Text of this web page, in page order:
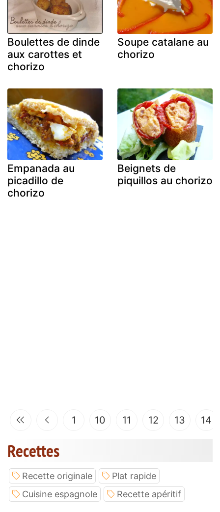
Boulettes de dinde
aux carottes et
chorizo
Soupe catalane au
chorizo
Empanada au
picadillo de
chorizo
Beignets de
piquillos au chorizo
1 10 11 12 13 14
Recettes
Recette originale
Plat rapide
Cuisine espagnole
Recette apéritif